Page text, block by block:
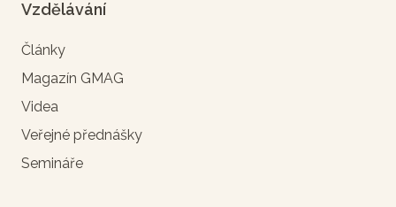
Vzdělávání
Články
Magazín GMAG
Videa
Veřejné přednášky
Semináře